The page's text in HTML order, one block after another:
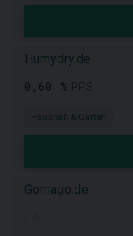
Humydry.de
0,60 %
Haushalt & Garten
Gomago.de